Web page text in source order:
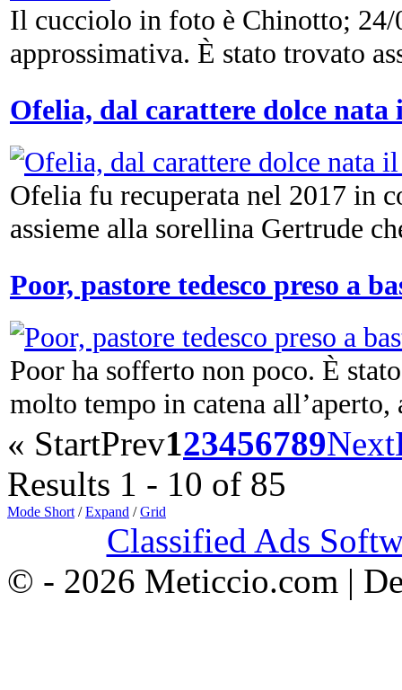
Il cucciolo in foto è Chinotto; 24/
approssimativa. È stato trovato
Ofelia, dal carattere dolce nata
Ofelia fu recuperata nel 2017 in
assieme alla sorellina Gertrude
Poor, pastore tedesco preso a
Poor ha sofferto non poco. È
molto tempo in catena
« StartPrev123456789Next
Results 1 - 10 of 85
Mode Short/Expand /Grid
Classified Ads
© - 2026 Meticcio.com |